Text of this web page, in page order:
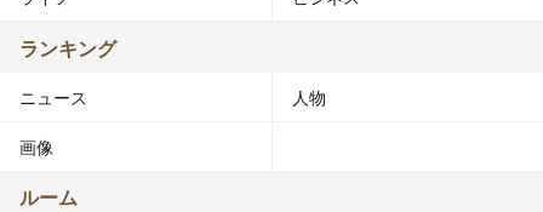
ランキング
ニュース 人物
画像
ルーム